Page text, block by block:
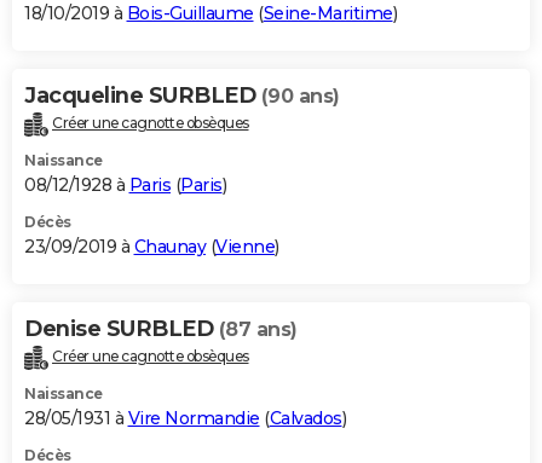
18/10/2019 à Bois-Guillaume (Seine-Maritime)
Jacqueline SURBLED (90 ans)
Créer une cagnotte obsèques
Naissance
08/12/1928 à Paris (Paris)
Décès
23/09/2019 à Chaunay(Vienne)
Denise SURBLED (87 ans)
Créer une cagnotte obsèques
Naissance
28/05/1931 à Vire Normandie (Calvados)
Décès